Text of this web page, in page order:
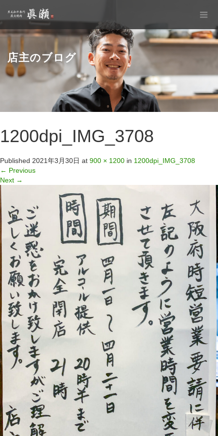
店主のブログ
1200dpi_IMG_3708
Published 2021年3月30日 at 900 × 1200 in 1200dpi_IMG_3708
← Previous
Next →